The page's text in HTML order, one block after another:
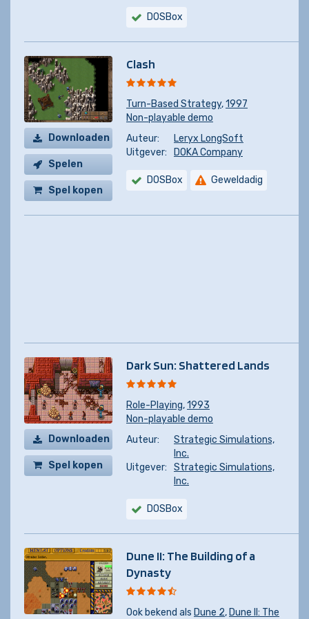
DOSBox
Downloaden
Spelen
Spel kopen
Clash
Turn-Based Strategy,1997
Non-playable demo
Auteur:
Leryx LongSoft
Uitgever:
DOKA Company
DOSBox Geweldadig
Downloaden
Spel kopen
Dark Sun: Shattered Lands
Role-Playing,1993
Non-playable demo
Auteur:
Strategic Simulations,
Inc.
Uitgever:
Strategic Simulations,
Inc.
DOSBox
Dune II: The Building of a
Dynasty
Ook bekend als Dune 2, Dune II: The